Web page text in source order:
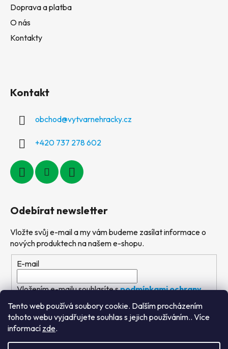
Tento web používá soubory cookie. Dalším procházením
tohoto webu vyjadřujete souhlas s jejich používáním.. Více
informací zde.
Doprava a platba
O nás
Kontakty
Kontakt
obchod@vytvarnehracky.cz
+420 737 278 602
Odebírat newsletter
Vložte svůj e-mail a my vám budeme zasílat informace o
nových produktech na našem e-shopu.
E-mail
Vložením e-mailu souhlasíte spodmínkami ochrany
osobních údajů
PŘIHLÁSIT SE